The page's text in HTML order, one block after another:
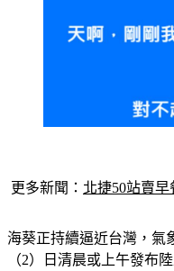
更多新聞： 北捷50站賣
海葵正持續逼近台灣，氣
（2）日清晨或上午發布